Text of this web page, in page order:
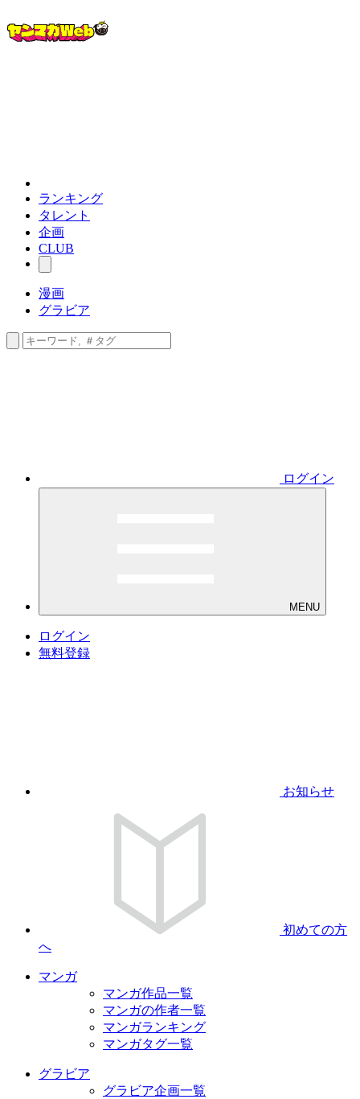
ランキング
タレント
企画
CLUB
漫画
グラビア
ログイン
MENU
ログイン
無料登録
お知らせ
初めての方
へ
マンガ
マンガ作品一覧
マンガの作者一覧
マンガランキング
マンガタグ一覧
グラビア
グラビア企画一覧